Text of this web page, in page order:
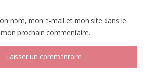
nom, mon e-mail et mon site dans le
prochain commentaire.